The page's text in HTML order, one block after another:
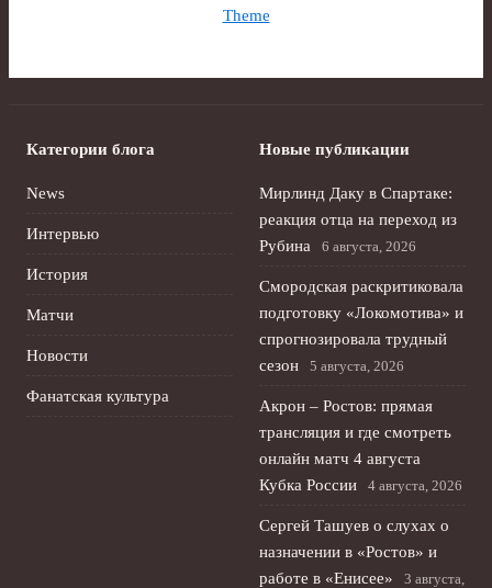
Theme
Категории блога
News
Интервью
История
Матчи
Новости
Фанатская культура
Новые публикации
Мирлинд Даку в Спартаке:
реакция отца на переход из
Рубина
6 августа, 2026
Смородская раскритиковала
подготовку «Локомотива» и
спрогнозировала трудный
сезон
5 августа, 2026
Акрон – Ростов: прямая
трансляция и где смотреть
онлайн матч 4 августа
Кубка России
4 августа, 2026
Сергей Ташуев о слухах о
назначении в «Ростов» и
работе в «Енисее»
3 августа,